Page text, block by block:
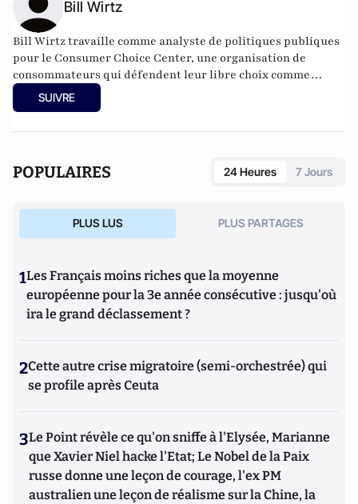
Bill Wirtz
Bill Wirtz travaille comme analyste de politiques publiques
pour le Consumer Choice Center, une organisation de
consommateurs qui défendent leur libre choix comme
consommateurs responsables.
SUIVRE
POPULAIRES 24 Heures 7 Jours
PLUS LUS PLUS PARTAGES
1Les Français moins riches que la moyenne
européenne pour la 3e année consécutive : jusqu'où
ira le grand déclassement ?
2Cette autre crise migratoire (semi-orchestrée) qui
se profile après Ceuta
3Le Point révèle ce qu'on sniffe à l'Elysée, Marianne
que Xavier Niel hacke l'Etat; Le Nobel de la Paix
russe donne une leçon de courage, l'ex PM
australien une leçon de réalisme sur la Chine, la